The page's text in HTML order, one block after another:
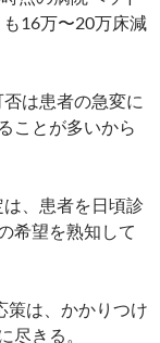
も16万〜20万床減
は患者の急変に
ことが多いから
、患者を日頃診
希望を熟知して
は、かかりつけ
尽きる。